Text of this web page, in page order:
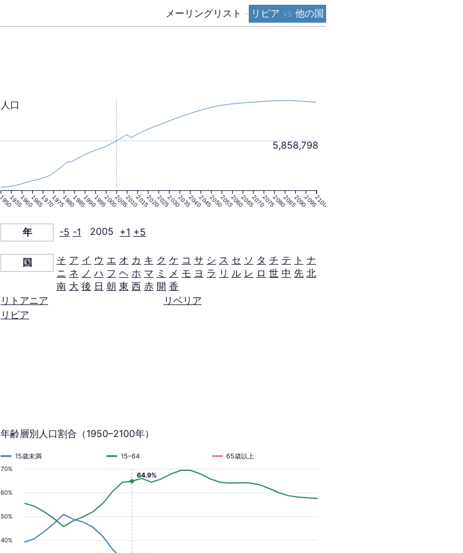
メーリングリスト - リビア vs 他の国
1950195519601965197019751980198519901995200020052010201520202025203020352040204520502055206020652070207520802085209020952100
5,858,798
人口
年 -5 -1 2005 +1 +5
国 そ ア イ ウ エ オ カ キ ク ケ コ サ シ ス セ ソ タ チ テ ト ナ
ニ ネ ノ ハ フ ヘ ホ マ ミ メ モ ヨ ラ リ ル レ ロ 世 中 先 北
南 大 後 日 朝 東 西 赤 開 香
リトアニア
リビア
リベリア
年齢層別人口割合（1950–2100年）
40%
50%
60%
70%
15歳未満 15–64 65歳以上
64.9%